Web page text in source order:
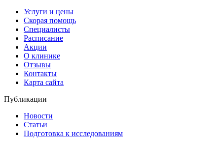
Услуги и цены
Скорая помощь
Специалисты
Расписание
Акции
О клинике
Отзывы
Контакты
Карта сайта
Публикации
Новости
Статьи
Подготовка к исследованиям